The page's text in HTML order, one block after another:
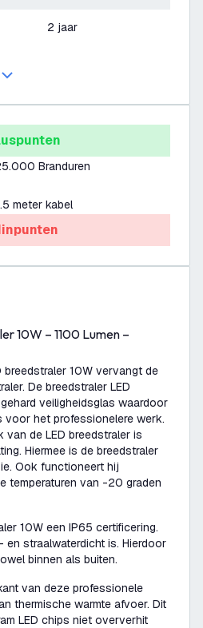
2 jaar
Branduren
meter kabel
10W – 1100 Lumen –
breedstraler 10W vervangt de
De breedstraler LED
veiligheidsglas waardoor
voor het professionelere werk.
van de LED breedstraler is
Hiermee is de breedstraler
Ook functioneert hij
temperaturen van -20 graden
10W een IP65 certificering.
straalwaterdicht is. Hierdoor
binnen als buiten.
van deze professionele
thermische warmte afvoer. Dit
LED chips niet oververhit